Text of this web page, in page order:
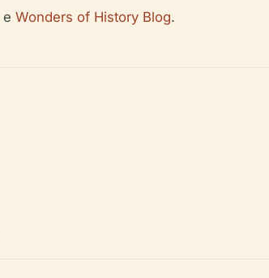
e Wonders of History Blog.